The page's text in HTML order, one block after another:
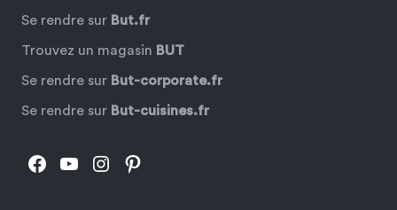
Se rendre sur But.fr
Trouvez un magasin BUT
Se rendre sur But-corporate.fr
Se rendre sur But-cuisines.fr
Facebook
YouTube
Instagram
Pinterest